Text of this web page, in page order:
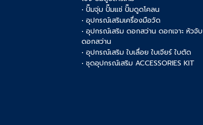
• ปั๊มจุ่ม ปั๊มแช่ ปั๊มดูดโคลน
• อุปกรณ์เสริมเครื่องมือวัด
• อุปกรณ์เสริม ดอกสว่าน ดอกเจาะ หัวจับ
ดอกสว่าน
• อุปกรณ์เสริม ใบเลื่อย ใบเจียร์ ใบตัด
• ชุดอุปกรณ์เสริม ACCESSORIES KIT